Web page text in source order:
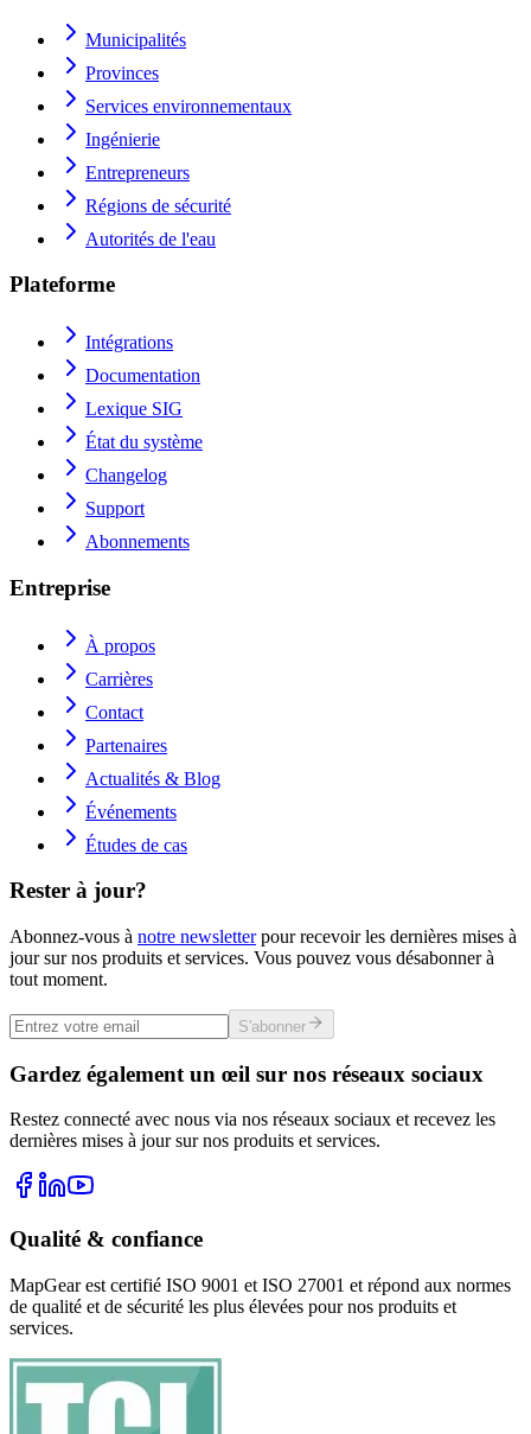
Municipalités
Provinces
Services environnementaux
Ingénierie
Entrepreneurs
Régions de sécurité
Autorités de l'eau
Plateforme
Intégrations
Documentation
Lexique SIG
État du système
Changelog
Support
Abonnements
Entreprise
À propos
Carrières
Contact
Partenaires
Actualités & Blog
Événements
Études de cas
Rester à jour?
Abonnez-vous à notre newsletterpour recevoir les dernières mises à
jour sur nos produits et services. Vous pouvez vous désabonner à
tout moment.
S'abonner
Gardez également un œil sur nos réseaux sociaux
Restez connecté avec nous via nos réseaux sociaux et recevez les
dernières mises à jour sur nos produits et services.
Qualité & confiance
MapGear est certifié ISO 9001 et ISO 27001 et répond aux normes
de qualité et de sécurité les plus élevées pour nos produits et
services.